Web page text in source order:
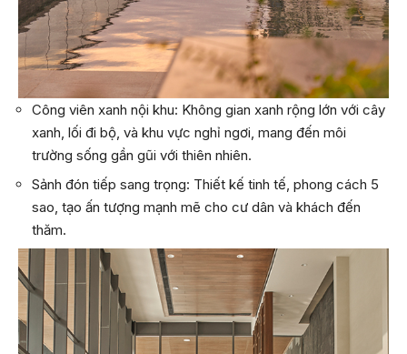
Công viên xanh nội khu: Không gian xanh rộng lớn với cây
xanh, lối đi bộ, và khu vực nghỉ ngơi, mang đến môi
trường sống gần gũi với thiên nhiên.
Sảnh đón tiếp sang trọng: Thiết kế tinh tế, phong cách 5
sao, tạo ấn tượng mạnh mẽ cho cư dân và khách đến
thăm.